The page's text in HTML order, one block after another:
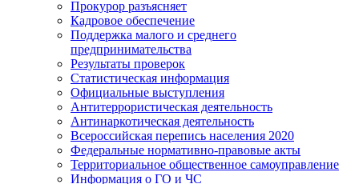
Прокурор разъясняет
Кадровое обеспечение
Поддержка малого и среднего
предпринимательства
Результаты проверок
Статистическая информация
Официальные выступления
Антитеррористическая деятельность
Антинаркотическая деятельность
Всероссийская перепись населения 2020
Федеральные нормативно-правовые акты
Территориальное общественное самоуправление
Информация о ГО и ЧС